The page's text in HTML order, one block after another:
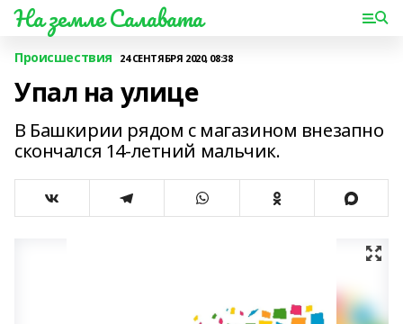
На земле Салавата
Происшествия 24 СЕНТЯБРЯ 2020, 08:38
Упал на улице
В Башкирии рядом с магазином внезапно
скончался 14-летний мальчик.